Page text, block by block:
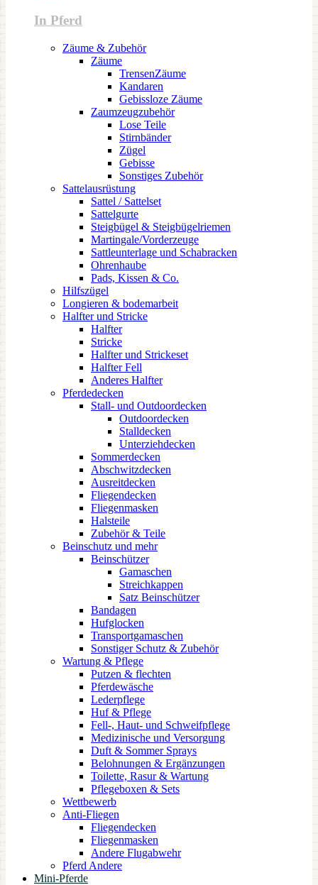
In Pferd
Zäume & Zubehör
Zäume
TrensenZäume
Kandaren
Gebissloze Zäume
Zaumzeugzubehör
Lose Teile
Stirnbänder
Zügel
Gebisse
Sonstiges Zubehör
Sattelausrüstung
Sattel / Sattelset
Sattelgurte
Steigbügel & Steigbügelriemen
Martingale/Vorderzeuge
Sattleunterlage und Schabracken
Ohrenhaube
Pads, Kissen & Co.
Hilfszügel
Longieren & bodemarbeit
Halfter und Stricke
Halfter
Stricke
Halfter und Strickeset
Halfter Fell
Anderes Halfter
Pferdedecken
Stall- und Outdoordecken
Outdoordecken
Stalldecken
Unterziehdecken
Sommerdecken
Abschwitzdecken
Ausreitdecken
Fliegendecken
Fliegenmasken
Halsteile
Zubehör & Teile
Beinschutz und mehr
Beinschützer
Gamaschen
Streichkappen
Satz Beinschützer
Bandagen
Hufglocken
Transportgamaschen
Sonstiger Schutz & Zubehör
Wartung & Pflege
Putzen & flechten
Pferdewäsche
Lederpflege
Huf & Pflege
Fell-, Haut- und Schweifpflege
Medizinische und Versorgung
Duft & Sommer Sprays
Belohnungen & Ergänzungen
Toilette, Rasur & Wartung
Pflegeboxen & Sets
Wettbewerb
Anti-Fliegen
Fliegendecken
Fliegenmasken
Andere Flugabwehr
Pferd Andere
Mini-Pferde